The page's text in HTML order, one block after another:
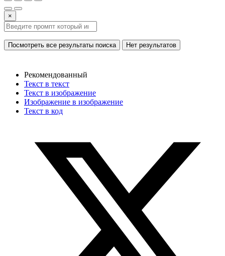
×
Посмотреть все результаты поиска Нет результатов
Рекомендованный
Текст в текст
Текст в изображение
Изображение в изображение
Текст в код